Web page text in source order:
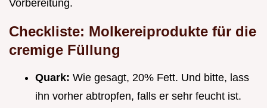
Vorbereitung.
Checkliste: Molkereiprodukte für die
cremige Füllung
Quark: Wie gesagt, 20% Fett. Und bitte, lass
ihn vorher abtropfen, falls er sehr feucht ist.